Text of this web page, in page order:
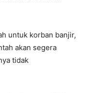
untuk korban banjir,
akan segera
tidak